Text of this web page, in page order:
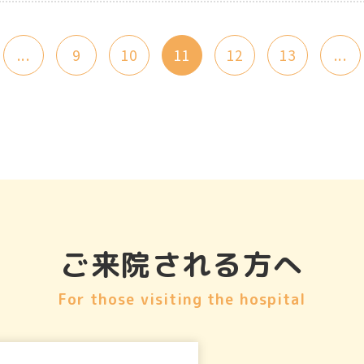
... 9 10 11 12 13 ...
ご来院される方へ
For those visiting the hospital